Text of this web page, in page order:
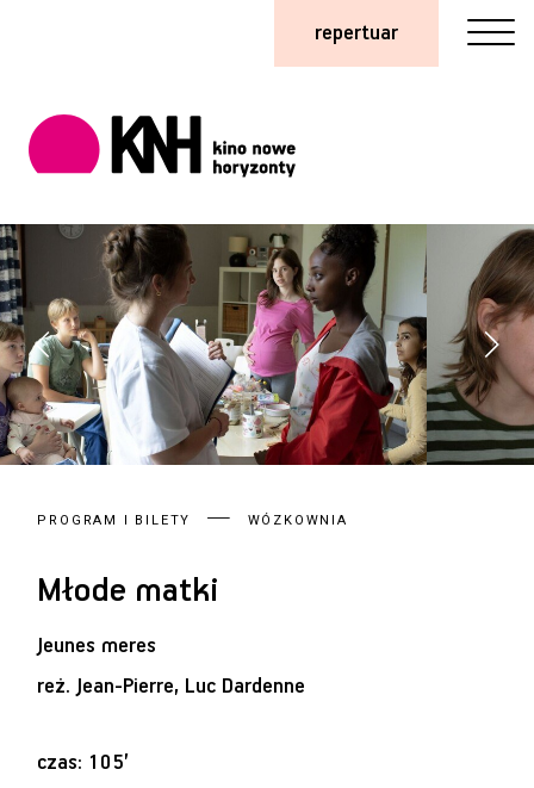
repertuar
PROGRAM I BILETY WÓZKOWNIA
Młode matki
Jeunes meres
reż.Jean-Pierre, Luc Dardenne
czas: 105’